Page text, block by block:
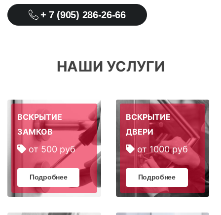
+ 7 (905) 286-26-66
НАШИ УСЛУГИ
ВСКРЫТИЕ
ЗАМКОВ
от 500 руб
Подробнее
ВСКРЫТИЕ
ДВЕРИ
от 1000 руб
Подробнее